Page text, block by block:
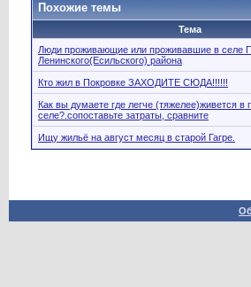
Похожие темы
Тема
Люди проживающие или проживавшие в селе
Ленинского(Есильского) района
Кто жил в Покровке ЗАХОДИТЕ СЮДА!!!!!!
Как вы думаете где легче (тяжелее)живется в
селе?.сопоставьте затраты, сравните
Ищу жильё на август месяц в старой Гагре.